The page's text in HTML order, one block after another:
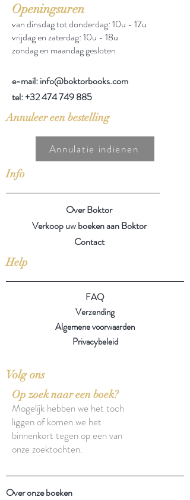
Openingsuren
van dinsdag tot donderdag: 10u - 17u
vrijdag en zaterdag: 10u - 18u
zondag en maandag gesloten
e-mail: info@boktorbooks.com
tel:+32 474 749 885
Annuleer een bestelling
Annulatie indienen
Info
Over Boktor
Verkoop uw boeken aan Boktor
Contact
Help
FAQ
Verzending
Algemene voorwaarden
Privacybeleid
Volg ons
Op zoek naar een boek?
Mogelijk hebben we het toch
liggen of komen we het
binnenkort tegen op een van
onze zoektochten.
Over onze boeken